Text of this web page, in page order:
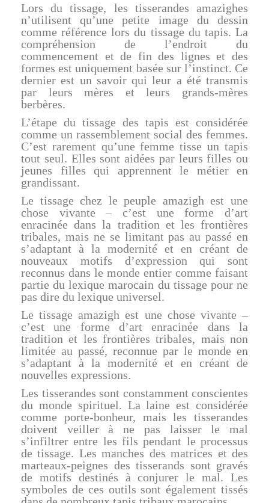
Lors du tissage, les tisserandes amazighes
n’utilisent qu’une petite image du dessin
comme référence lors du tissage du tapis. La
compréhension de l’endroit du
commencement et de fin des lignes et des
formes est uniquement basée sur l’instinct. Ce
dernier est un savoir qui leur a été transmis
par leurs mères et leurs grands-mères
berbères.
L’étape du tissage des tapis est considérée
comme un rassemblement social des femmes.
C’est rarement qu’une femme tisse un tapis
tout seul. Elles sont aidées par leurs filles ou
jeunes filles qui apprennent le métier en
grandissant.
Le tissage chez le peuple amazigh est une
chose vivante – c’est une forme d’art
enracinée dans la tradition et les frontières
tribales, mais ne se limitant pas au passé en
s’adaptant à la modernité et en créant de
nouveaux motifs d’expression qui sont
reconnus dans le monde entier comme faisant
partie du lexique marocain du tissage pour ne
pas dire du lexique universel.
Le tissage amazigh est une chose vivante –
c’est une forme d’art enracinée dans la
tradition et les frontières tribales, mais non
limitée au passé, reconnue par le monde en
s’adaptant à la modernité et en créant de
nouvelles expressions.
Les tisserandes sont constamment conscientes
du monde spirituel. La laine est considérée
comme porte-bonheur, mais les tisserandes
doivent veiller à ne pas laisser le mal
s’infiltrer entre les fils pendant le processus
de tissage. Les manches des matrices et des
marteaux-peignes des tisserands sont gravés
de motifs destinés à conjurer le mal. Les
symboles de ces outils sont également tissés